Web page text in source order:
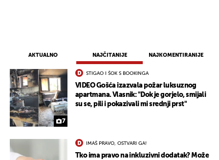
AKTUALNO NAJČITANIJE NAJKOMENTIRANIJE
7
STIGAO I ŠOK S BOOKINGA
VIDEO Gošća izazvala požar luksuznog
apartmana. Vlasnik: "Dok je gorjelo, smijali
su se, pili i pokazivali mi srednji prst"
IMAŠ PRAVO, OSTVARI GA!
Tko ima pravo na inkluzivni dodatak? Može